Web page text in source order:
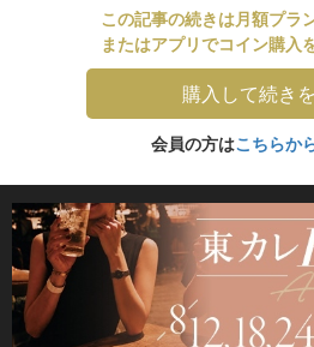
この記事の続きは月額プラ
またはアプリでコイン購入
購入して続き
会員の方はこちらか